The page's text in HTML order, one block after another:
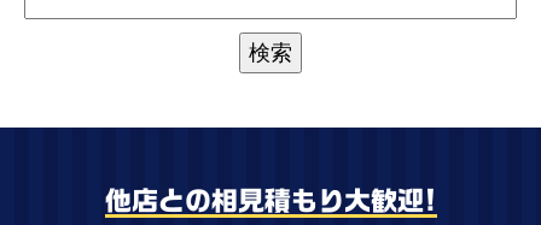
他店との相見積もり大歓迎!